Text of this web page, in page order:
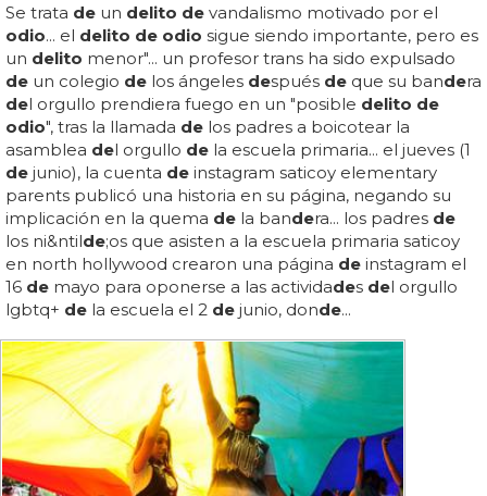
Se trata de un delito de vandalismo motivado por el
odio... el delito de odio sigue siendo importante, pero es
un delito menor"... un profesor trans ha sido expulsado
de un colegio de los ángeles después de que su bandera
del orgullo prendiera fuego en un "posible delito de
odio", tras la llamada de los padres a boicotear la
asamblea del orgullo de la escuela primaria... el jueves (1
de junio), la cuenta de instagram saticoy elementary
parents publicó una historia en su página, negando su
implicación en la quema de la bandera... los padres de
los ni&ntilde;os que asisten a la escuela primaria saticoy
en north hollywood crearon una página de instagram el
16 de mayo para oponerse a las actividades del orgullo
lgbtq+ de la escuela el 2 de junio, donde...